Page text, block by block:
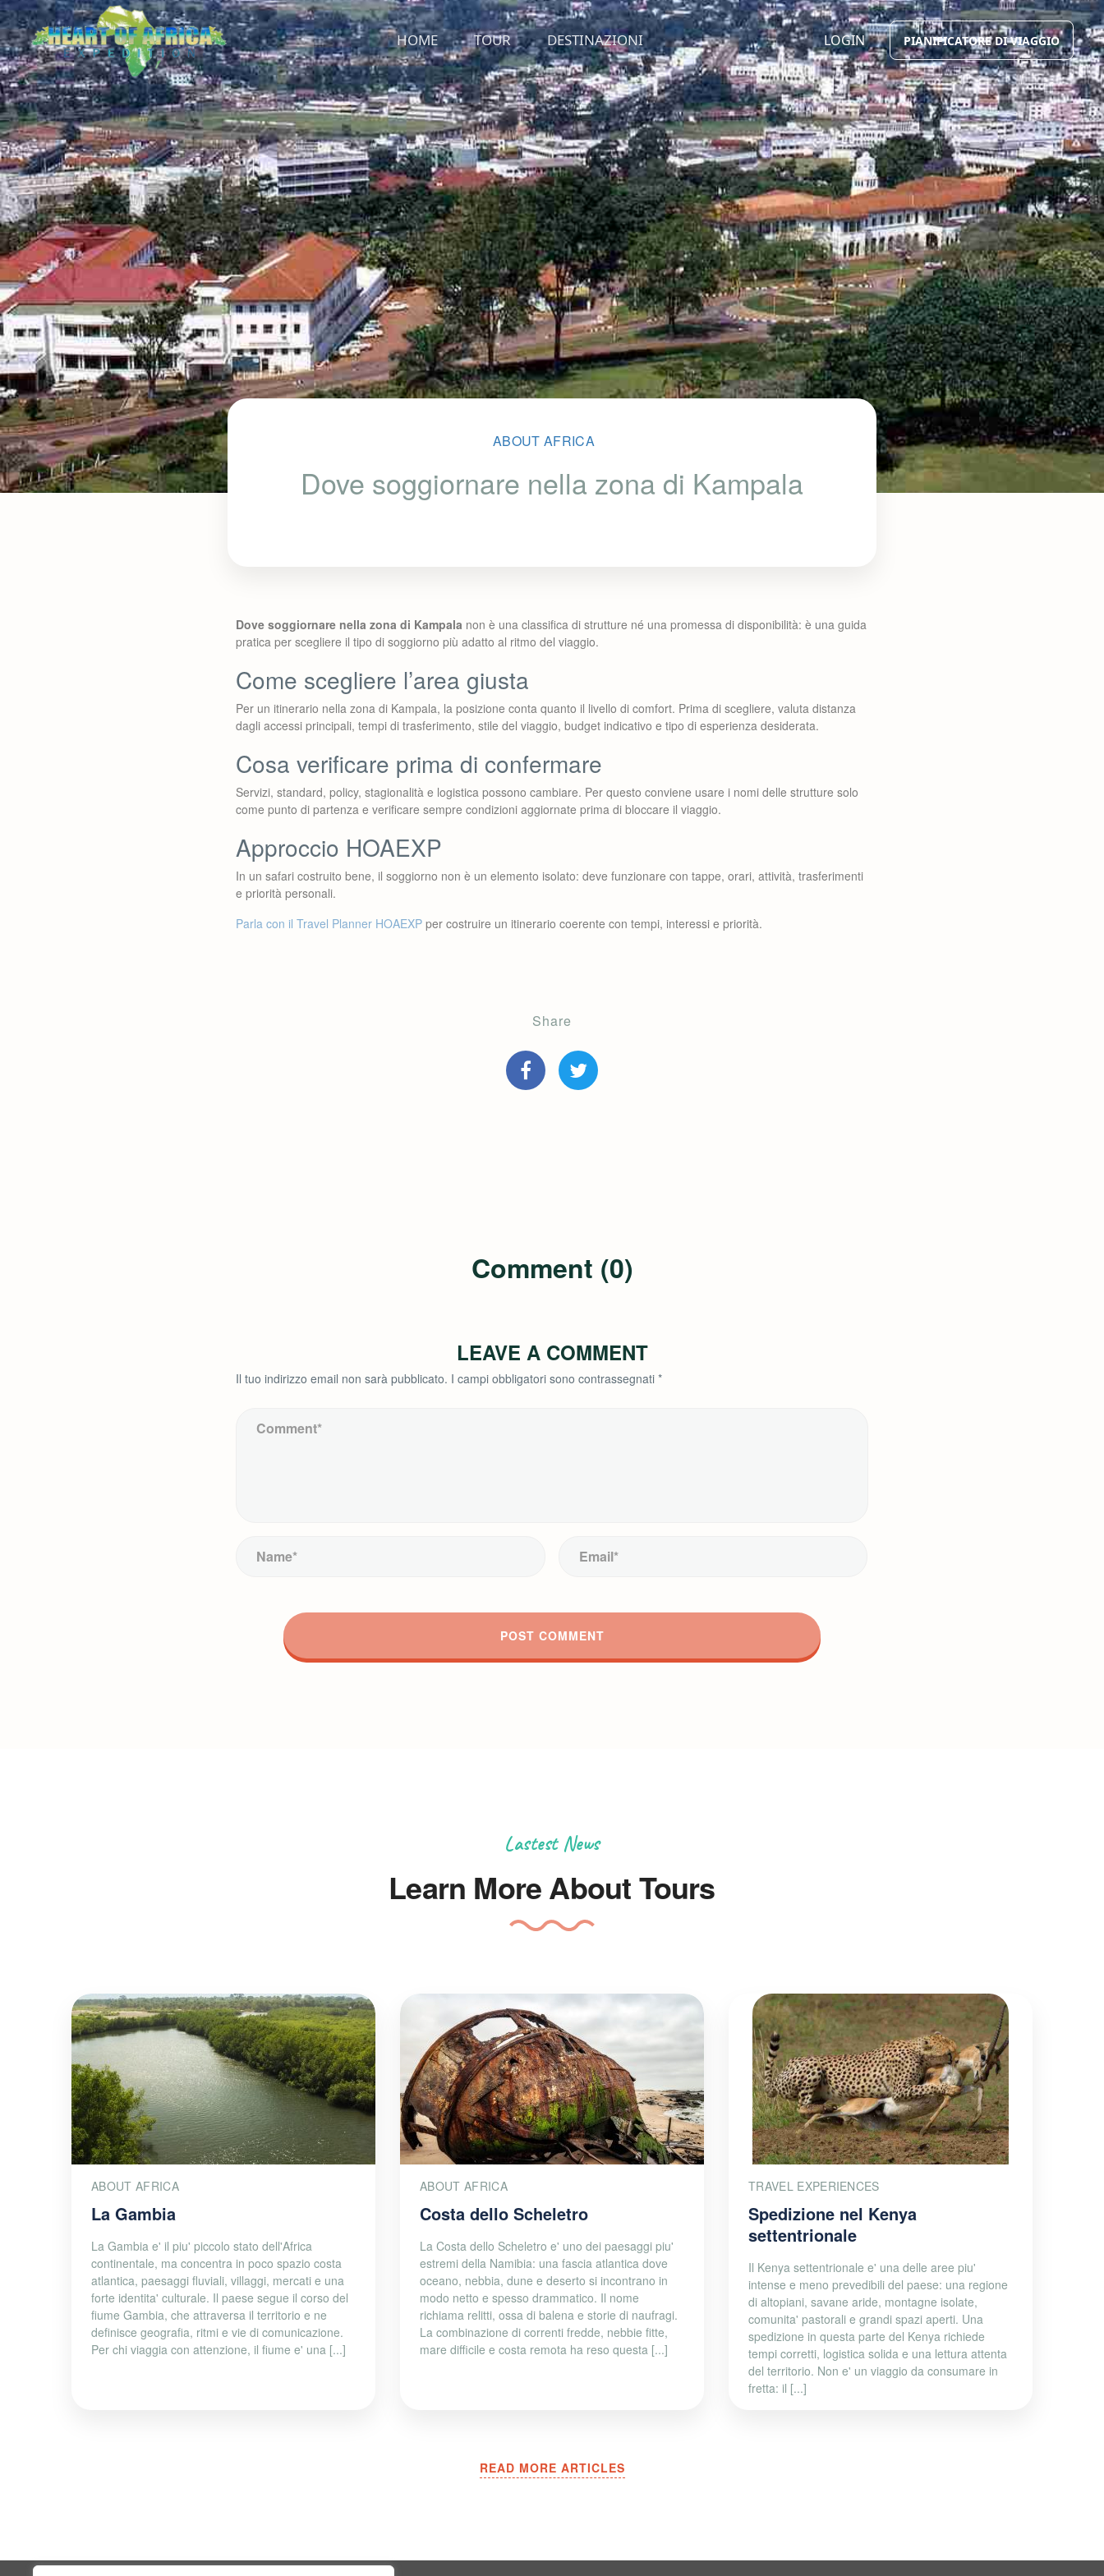
HOME TOUR DESTINAZIONI LOGIN PIANIFICATORE DI VIAGGIO
ABOUT AFRICA
Dove soggiornare nella zona di Kampala
Dove soggiornare nella zona di Kampala non è una classifica di strutture né una promessa di disponibilità: è una guida
pratica per scegliere il tipo di soggiorno più adatto al ritmo del viaggio.
Come scegliere l’area giusta
Per un itinerario nella zona di Kampala, la posizione conta quanto il livello di comfort. Prima di scegliere, valuta distanza
dagli accessi principali, tempi di trasferimento, stile del viaggio, budget indicativo e tipo di esperienza desiderata.
Cosa verificare prima di confermare
Servizi, standard, policy, stagionalità e logistica possono cambiare. Per questo conviene usare i nomi delle strutture solo
come punto di partenza e verificare sempre condizioni aggiornate prima di bloccare il viaggio.
Approccio HOAEXP
In un safari costruito bene, il soggiorno non è un elemento isolato: deve funzionare con tappe, orari, attività, trasferimenti
e priorità personali.
Parla con il Travel Planner HOAEXP per costruire un itinerario coerente con tempi, interessi e priorità.
Share
Comment (0)
LEAVE A COMMENT
Il tuo indirizzo email non sarà pubblicato. I campi obbligatori sono contrassegnati *
Lastest News
Learn More About Tours
ABOUT AFRICA
La Gambia
La Gambia e' il piu' piccolo stato dell'Africa
continentale, ma concentra in poco spazio costa
atlantica, paesaggi fluviali, villaggi, mercati e una
forte identita' culturale. Il paese segue il corso del
fiume Gambia, che attraversa il territorio e ne
definisce geografia, ritmi e vie di comunicazione.
Per chi viaggia con attenzione, il fiume e' una [...]
ABOUT AFRICA
Costa dello Scheletro
La Costa dello Scheletro e' uno dei paesaggi piu'
estremi della Namibia: una fascia atlantica dove
oceano, nebbia, dune e deserto si incontrano in
modo netto e spesso drammatico. Il nome
richiama relitti, ossa di balena e storie di naufragi.
La combinazione di correnti fredde, nebbie fitte,
mare difficile e costa remota ha reso questa [...]
TRAVEL EXPERIENCES
Spedizione nel Kenya
settentrionale
Il Kenya settentrionale e' una delle aree piu'
intense e meno prevedibili del paese: una regione
di altopiani, savane aride, montagne isolate,
comunita' pastorali e grandi spazi aperti. Una
spedizione in questa parte del Kenya richiede
tempi corretti, logistica solida e una lettura attenta
del territorio. Non e' un viaggio da consumare in
fretta: il [...]
READ MORE ARTICLES